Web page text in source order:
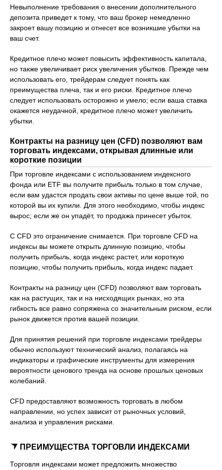
Невыполнение требования о внесении дополнительного
депозита приведет к тому, что ваш брокер немедленно
закроет вашу позицию и отнесет все возникшие убытки на
ваш счет.
Кредитное плечо может повысить эффективность капитала,
но также увеличивает риск увеличения убытков. Прежде чем
использовать его, трейдерам следует понять как
преимущества плеча, так и его риски. Кредитное плечо
следует использовать осторожно и умело; если ваша ставка
окажется неудачной, кредитное плечо может увеличить
убытки.
Контракты на разницу цен (CFD) позволяют вам
торговать индексами, открывая длинные или
короткие позиции
При торговле индексами с использованием индексного
фонда или ETF вы получите прибыль только в том случае,
если вам удастся продать свои активы по цене выше той, по
которой вы их купили. Для этого необходимо, чтобы индекс
вырос; если же он упадёт, то продажа принесет убыток.
С CFD это ограничение снимается. При торговле CFD на
индексы вы можете открыть длинную позицию, чтобы
получить прибыль, когда индекс растет, или короткую
позицию, чтобы получить прибыль, когда индекс падает.
Контракты на разницу цен (CFD) позволяют вам торговать
как на растущих, так и на нисходящих рынках, но эта
гибкость все равно сопряжена со значительным риском, если
рынок движется против вашей позиции.
Для принятия решений при торговле индексами трейдеры
обычно используют технический анализ, полагаясь на
индикаторы и графические инструменты для измерения
вероятности ценового тренда на основе прошлых ценовых
колебаний.
CFD предоставляют возможность торговать в любом
направлении, но успех зависит от рыночных условий,
анализа и управления рисками.
ПРЕИМУЩЕСТВА ТОРГОВЛИ ИНДЕКСАМИ
Торговля индексами может предложить множество